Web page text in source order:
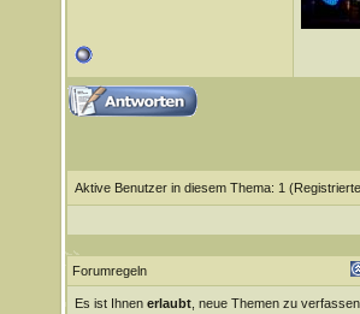
Aktive Benutzer in diesem Thema: 1
Forumregeln
Es ist Ihnen erlaubt, neue Themen zu verfassen.